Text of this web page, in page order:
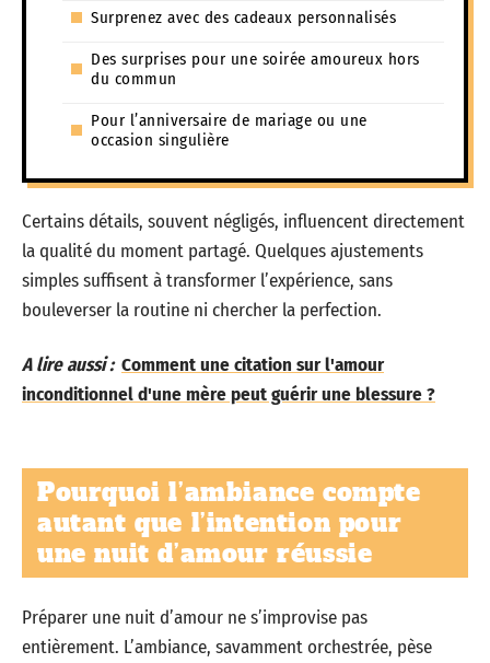
Surprenez avec des cadeaux personnalisés
Des surprises pour une soirée amoureux hors
du commun
Pour l’anniversaire de mariage ou une
occasion singulière
Certains détails, souvent négligés, influencent directement
la qualité du moment partagé. Quelques ajustements
simples suffisent à transformer l’expérience, sans
bouleverser la routine ni chercher la perfection.
A lire aussi : Comment une citation sur l'amour
inconditionnel d'une mère peut guérir une blessure ?
Pourquoi l’ambiance compte
autant que l’intention pour
une nuit d’amour réussie
Préparer une nuit d’amour ne s’improvise pas
entièrement. L’ambiance, savamment orchestrée, pèse